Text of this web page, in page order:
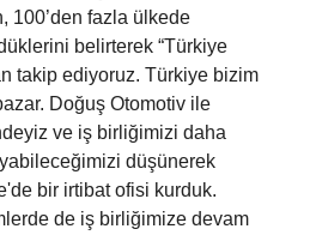
100’den fazla ülkede
belirterek “Türkiye
takip ediyoruz. Türkiye bizim
Doğuş Otomotiv ile
ve iş birliğimizi daha
düşünerek
bir irtibat ofisi kurduk.
de iş birliğimize devam